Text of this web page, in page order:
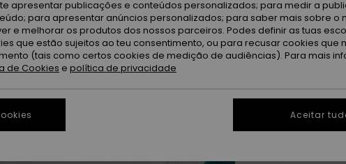
CorBlue Coral
apresentar publicações e conteúdos personalizados; para medir a
para apresentar anúncios personalizados; para saber mais sobre o
e melhorar os produtos dos nossos parceiros. Podes definir as tuas
que estão sujeitos ao teu consentimento, ou para recusar cookies que
(tais como certos cookies de medição de audiências). Para mais
de Cookies e política de privacidade
Aceitar